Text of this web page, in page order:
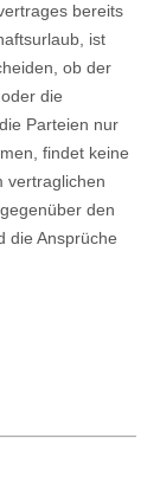
bereits
ist
ob der
die
Parteien nur
findet keine
vertraglichen
den
die Ansprüche